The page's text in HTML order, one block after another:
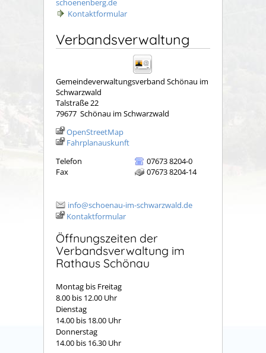
schoenenberg.de
Kontaktformular
Verbandsverwaltung
Gemeindeverwaltungsverband Schönau im
Schwarzwald
Talstraße 22
79677 Schönau im Schwarzwald
OpenStreetMap
Fahrplanauskunft
Telefon
07673 8204-0
Fax
07673 8204-14
info@schoenau-im-schwarzwald.de
Kontaktformular
Öffnungszeiten der
Verbandsverwaltung im
Rathaus Schönau
Montag bis Freitag
8.00 bis 12.00 Uhr
Dienstag
14.00 bis 18.00 Uhr
Donnerstag
14.00 bis 16.30 Uhr